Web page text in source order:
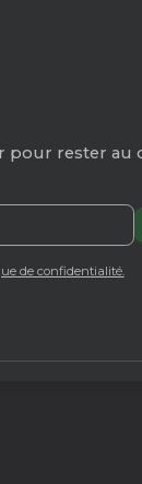
pour rester au
de confidentialité.